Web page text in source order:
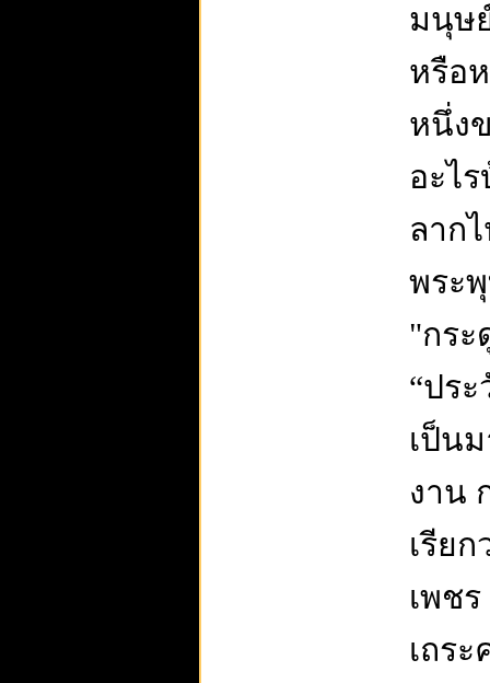
มนุษ
หรือ
หนึ่ง
อะไ
ลาก
พระ
"กระ
“ปร
เป็น
งาน
เรีย
เพช
เถร